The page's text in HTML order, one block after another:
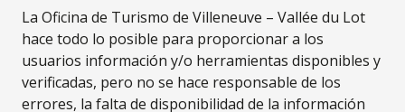
La Oficina de Turismo de Villeneuve – Vallée du Lot
hace todo lo posible para proporcionar a los
usuarios información y/o herramientas disponibles y
verificadas, pero no se hace responsable de los
errores, la falta de disponibilidad de la información